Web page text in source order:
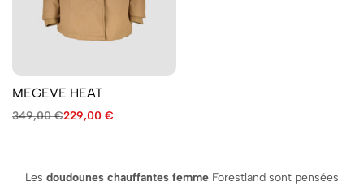
MEGEVE HEAT
349,00€229,00 €
Les doudounes chauffantes femme Forestland sont pensées